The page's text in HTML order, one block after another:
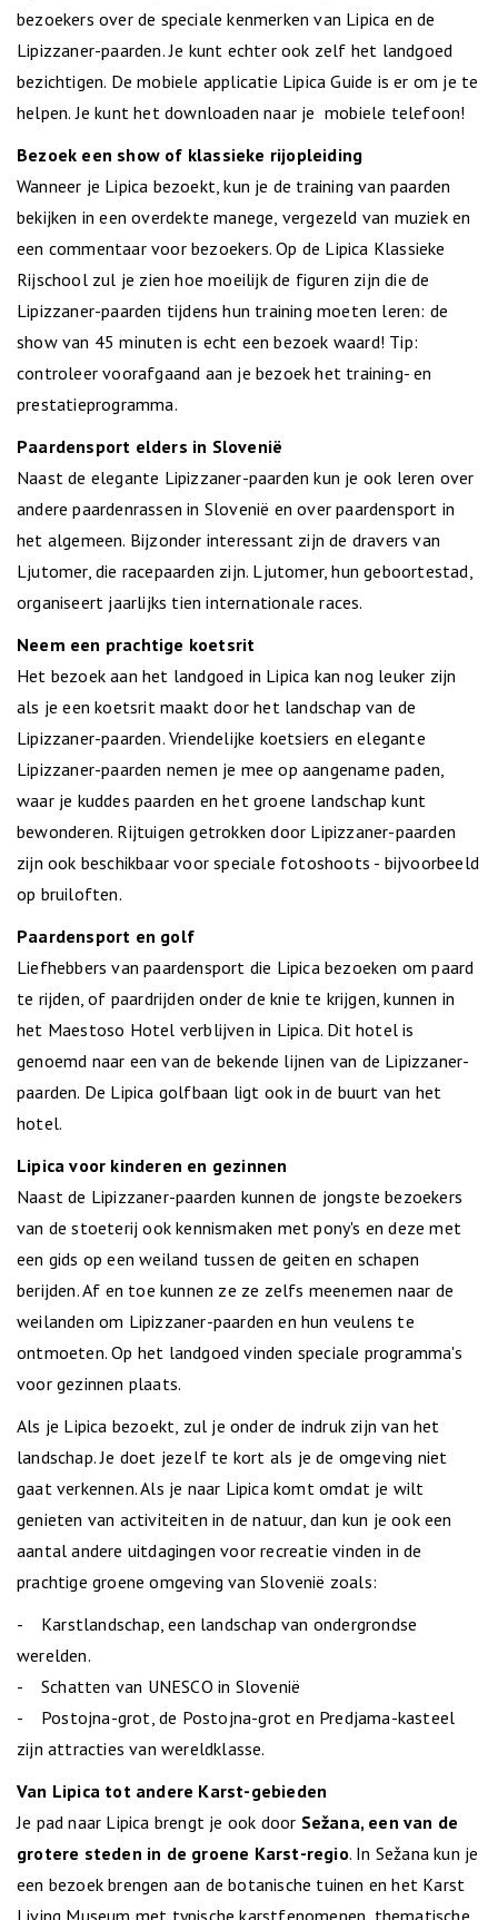
bezoekers over de speciale kenmerken van Lipica en de
Lipizzaner-paarden. Je kunt echter ook zelf het landgoed
bezichtigen. De mobiele applicatie Lipica Guide is er om je te
helpen. Je kunt het downloaden naar je mobiele telefoon!
Bezoek een show of klassieke rijopleiding
Wanneer je Lipica bezoekt, kun je de training van paarden
bekijken in een overdekte manege, vergezeld van muziek en
een commentaar voor bezoekers. Op de Lipica Klassieke
Rijschool zul je zien hoe moeilijk de figuren zijn die de
Lipizzaner-paarden tijdens hun training moeten leren: de
show van 45 minuten is echt een bezoek waard! Tip:
controleer voorafgaand aan je bezoek het training- en
prestatieprogramma.
Paardensport elders in Slovenië
Naast de elegante Lipizzaner-paarden kun je ook leren over
andere paardenrassen in Slovenië en over paardensport in
het algemeen. Bijzonder interessant zijn de dravers van
Ljutomer, die racepaarden zijn. Ljutomer, hun geboortestad,
organiseert jaarlijks tien internationale races.
Neem een prachtige koetsrit
Het bezoek aan het landgoed in Lipica kan nog leuker zijn
als je een koetsrit maakt door het landschap van de
Lipizzaner-paarden. Vriendelijke koetsiers en elegante
Lipizzaner-paarden nemen je mee op aangename paden,
waar je kuddes paarden en het groene landschap kunt
bewonderen. Rijtuigen getrokken door Lipizzaner-paarden
zijn ook beschikbaar voor speciale fotoshoots - bijvoorbeeld
op bruiloften.
Paardensport en golf
Liefhebbers van paardensport die Lipica bezoeken om paard
te rijden, of paardrijden onder de knie te krijgen, kunnen in
het Maestoso Hotel verblijven in Lipica. Dit hotel is
genoemd naar een van de bekende lijnen van de Lipizzaner-
paarden. De Lipica golfbaan ligt ook in de buurt van het
hotel.
Lipica voor kinderen en gezinnen
Naast de Lipizzaner-paarden kunnen de jongste bezoekers
van de stoeterij ook kennismaken met pony's en deze met
een gids op een weiland tussen de geiten en schapen
berijden. Af en toe kunnen ze ze zelfs meenemen naar de
weilanden om Lipizzaner-paarden en hun veulens te
ontmoeten. Op het landgoed vinden speciale programma's
voor gezinnen plaats.
Als je Lipica bezoekt, zul je onder de indruk zijn van het
landschap. Je doet jezelf te kort als je de omgeving niet
gaat verkennen. Als je naar Lipica komt omdat je wilt
genieten van activiteiten in de natuur, dan kun je ook een
aantal andere uitdagingen voor recreatie vinden in de
prachtige groene omgeving van Slovenië zoals:
- Karstlandschap, een landschap van ondergrondse
werelden.
- Schatten van UNESCO in Slovenië
- Postojna-grot, de Postojna-grot en Predjama-kasteel
zijn attracties van wereldklasse.
Van Lipica tot andere Karst-gebieden
Je pad naar Lipica brengt je ook door Sežana, een van de
grotere steden in de groene Karst-regio. In Sežana kun je
een bezoek brengen aan de botanische tuinen en het Karst
Living Museum met typische karstfenomenen, thematische